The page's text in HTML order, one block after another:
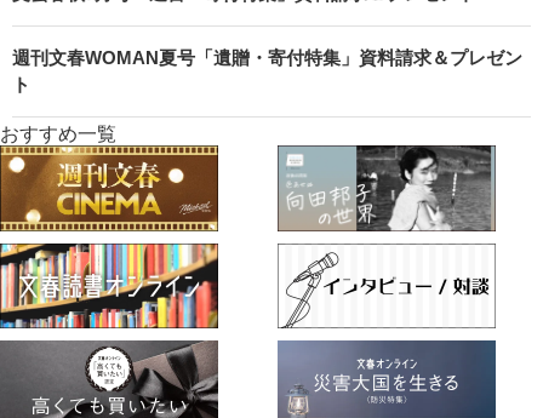
週刊文春WOMAN夏号「遺贈・寄付特集」資料請求＆プレゼン
ト
おすすめ一覧